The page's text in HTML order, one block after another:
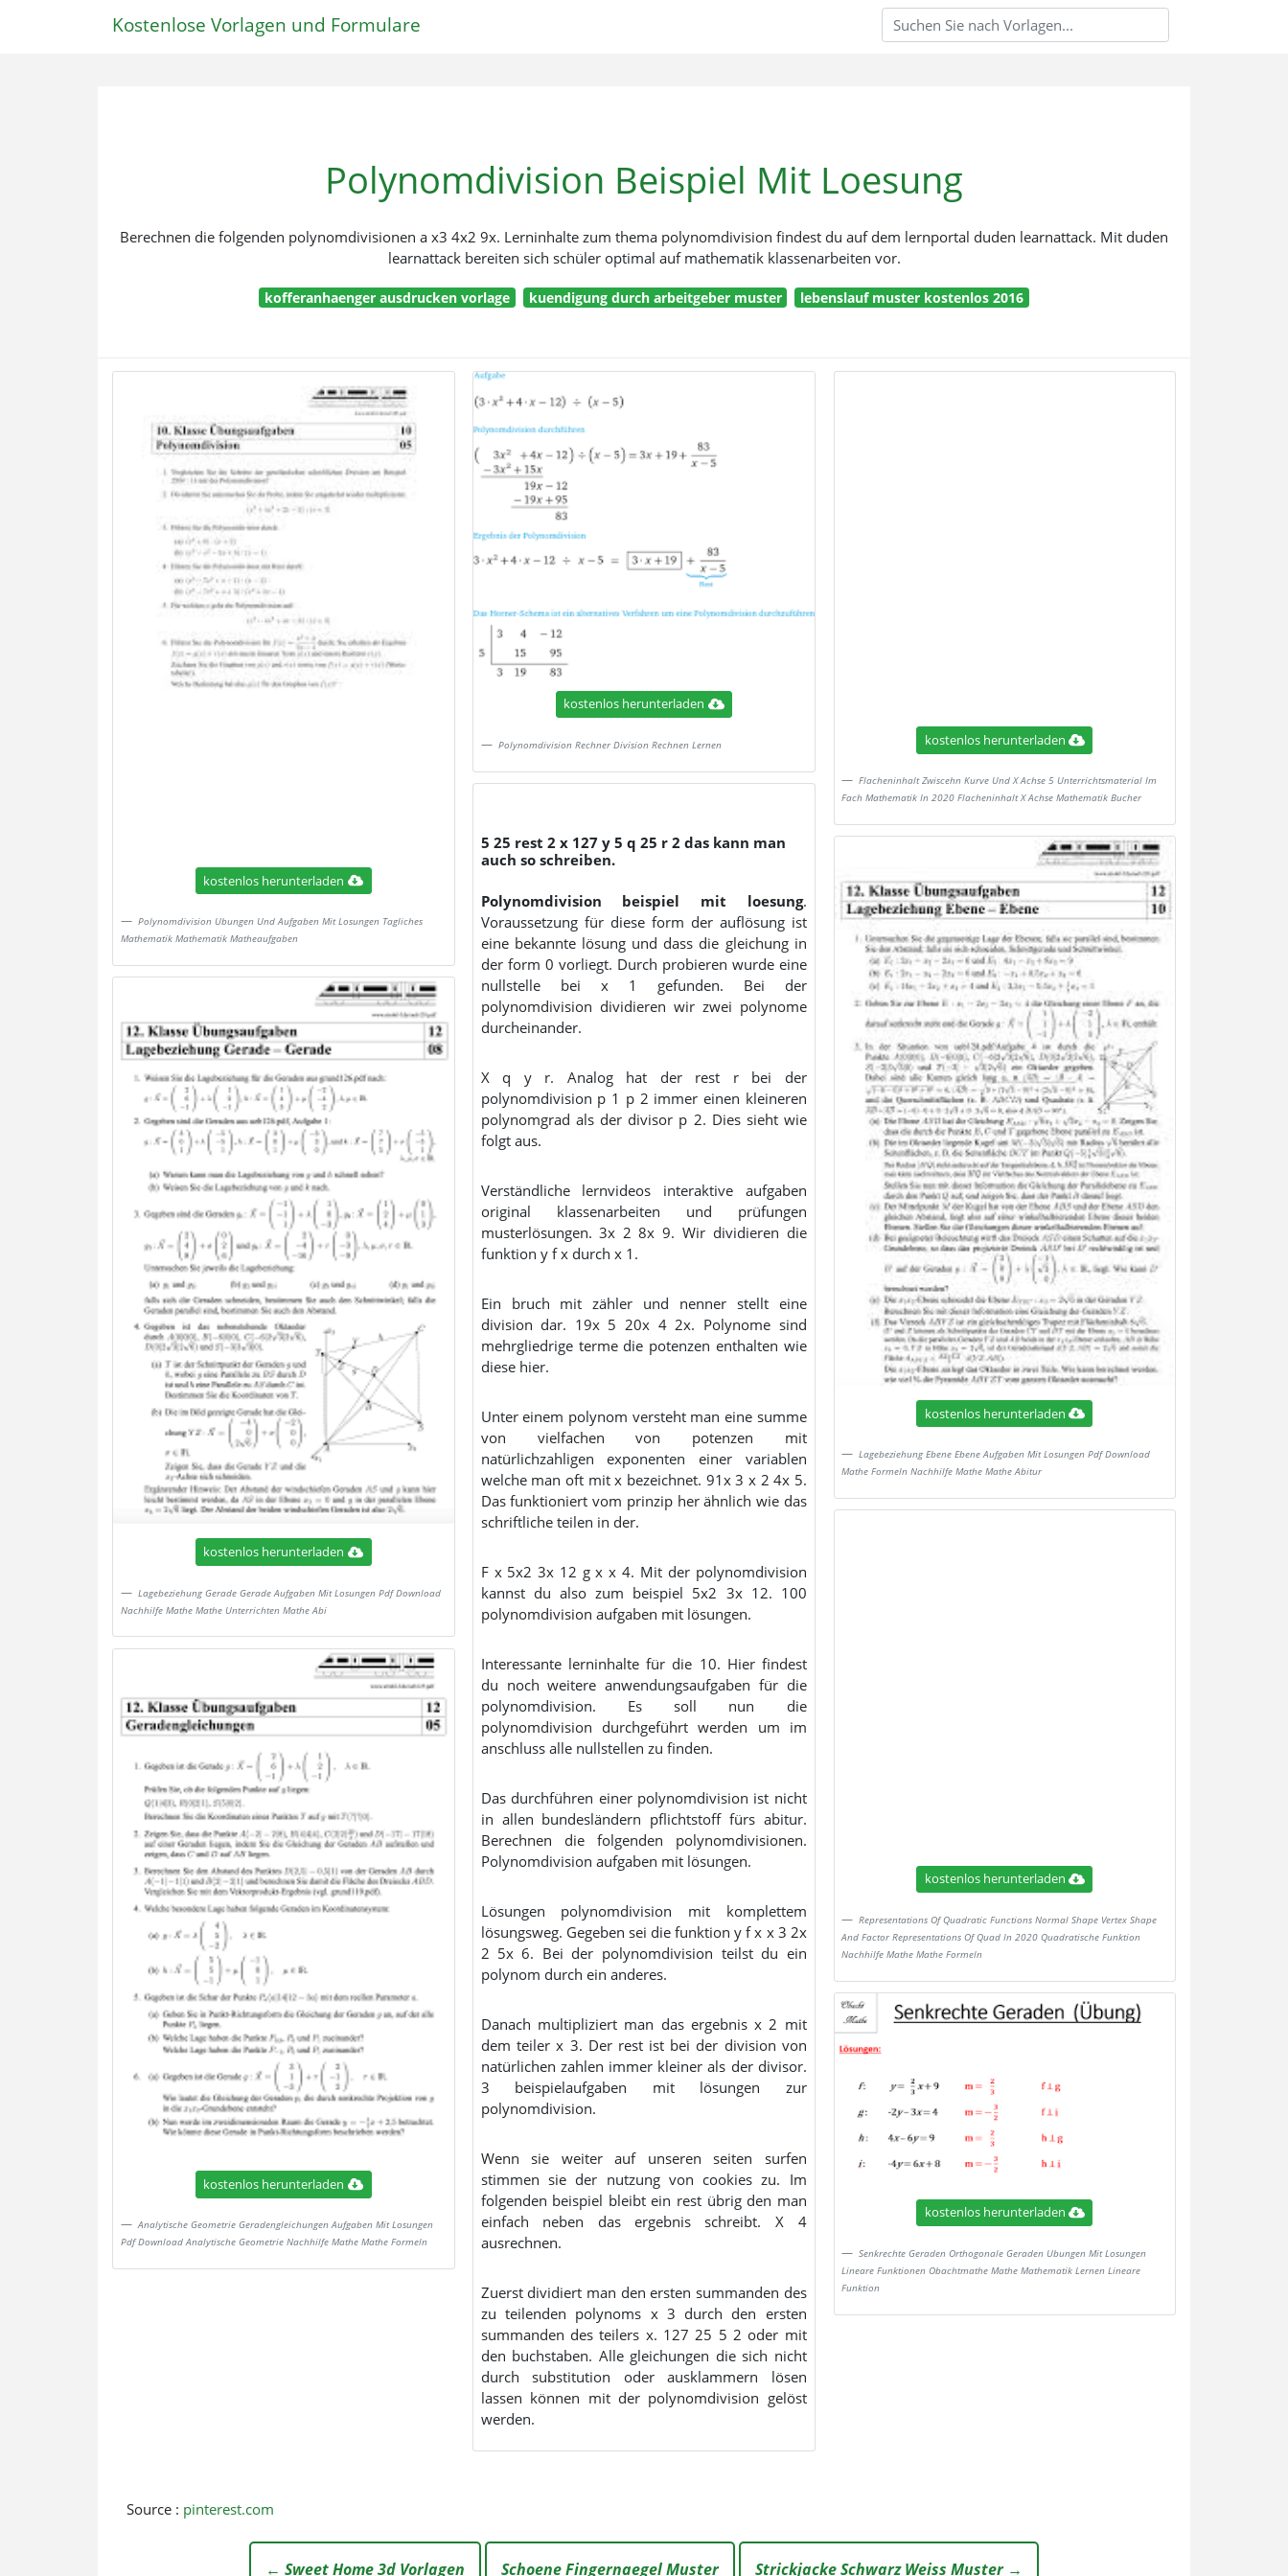
Kostenlose Vorlagen und Formulare
Polynomdivision Beispiel Mit Loesung
Berechnen die folgenden polynomdivisionen a x3 4x2 9x. Lerninhalte zum thema polynomdivision findest du auf dem lernportal duden learnattack. Mit duden
learnattack bereiten sich schüler optimal auf mathematik klassenarbeiten vor.
kofferanhaenger ausdrucken vorlage kuendigung durch arbeitgeber muster lebenslauf muster kostenlos 2016
kostenlos herunterladen
Polynomdivision Ubungen Und Aufgaben Mit Losungen Tagliches
Mathematik Mathematik Matheaufgaben
kostenlos herunterladen
Lagebeziehung Gerade Gerade Aufgaben Mit Losungen Pdf Download
Nachhilfe Mathe Mathe Unterrichten Mathe Abi
kostenlos herunterladen
Analytische Geometrie Geradengleichungen Aufgaben Mit Losungen
Pdf Download Analytische Geometrie Nachhilfe Mathe Mathe Formeln
kostenlos herunterladen
Polynomdivision Rechner Division Rechnen Lernen
5 25 rest 2 x 127 y 5 q 25 r 2 das kann man
auch so schreiben.
Polynomdivision beispiel mit loesung.
Voraussetzung für diese form der auflösung ist
eine bekannte lösung und dass die gleichung in
der form 0 vorliegt. Durch probieren wurde eine
nullstelle bei x 1 gefunden. Bei der
polynomdivision dividieren wir zwei polynome
durcheinander.
X q y r. Analog hat der rest r bei der
polynomdivision p 1 p 2 immer einen kleineren
polynomgrad als der divisor p 2. Dies sieht wie
folgt aus.
Verständliche lernvideos interaktive aufgaben
original klassenarbeiten und prüfungen
musterlösungen. 3x 2 8x 9. Wir dividieren die
funktion y f x durch x 1.
Ein bruch mit zähler und nenner stellt eine
division dar. 19x 5 20x 4 2x. Polynome sind
mehrgliedrige terme die potenzen enthalten wie
diese hier.
Unter einem polynom versteht man eine summe
von vielfachen von potenzen mit
natürlichzahligen exponenten einer variablen
welche man oft mit x bezeichnet. 91x 3 x 2 4x 5.
Das funktioniert vom prinzip her ähnlich wie das
schriftliche teilen in der.
F x 5x2 3x 12 g x x 4. Mit der polynomdivision
kannst du also zum beispiel 5x2 3x 12. 100
polynomdivision aufgaben mit lösungen.
Interessante lerninhalte für die 10. Hier findest
du noch weitere anwendungsaufgaben für die
polynomdivision. Es soll nun die
polynomdivision durchgeführt werden um im
anschluss alle nullstellen zu finden.
Das durchführen einer polynomdivision ist nicht
in allen bundesländern pflichtstoff fürs abitur.
Berechnen die folgenden polynomdivisionen.
Polynomdivision aufgaben mit lösungen.
Lösungen polynomdivision mit komplettem
lösungsweg. Gegeben sei die funktion y f x x 3 2x
2 5x 6. Bei der polynomdivision teilst du ein
polynom durch ein anderes.
Danach multipliziert man das ergebnis x 2 mit
dem teiler x 3. Der rest ist bei der division von
natürlichen zahlen immer kleiner als der divisor.
3 beispielaufgaben mit lösungen zur
polynomdivision.
Wenn sie weiter auf unseren seiten surfen
stimmen sie der nutzung von cookies zu. Im
folgenden beispiel bleibt ein rest übrig den man
einfach neben das ergebnis schreibt. X 4
ausrechnen.
Zuerst dividiert man den ersten summanden des
zu teilenden polynoms x 3 durch den ersten
summanden des teilers x. 127 25 5 2 oder mit
den buchstaben. Alle gleichungen die sich nicht
durch substitution oder ausklammern lösen
lassen können mit der polynomdivision gelöst
werden.
kostenlos herunterladen
Flacheninhalt Zwiscehn Kurve Und X Achse 5 Unterrichtsmaterial Im
Fach Mathematik In 2020 Flacheninhalt X Achse Mathematik Bucher
kostenlos herunterladen
Lagebeziehung Ebene Ebene Aufgaben Mit Losungen Pdf Download
Mathe Formeln Nachhilfe Mathe Mathe Abitur
kostenlos herunterladen
Representations Of Quadratic Functions Normal Shape Vertex Shape
And Factor Representations Of Quad In 2020 Quadratische Funktion
Nachhilfe Mathe Mathe Formeln
kostenlos herunterladen
Senkrechte Geraden Orthogonale Geraden Ubungen Mit Losungen
Lineare Funktionen Obachtmathe Mathe Mathematik Lernen Lineare
Funktion
Source : pinterest.com
← Sweet Home 3d Vorlagen Schoene Fingernaegel Muster Strickjacke Schwarz Weiss Muster →